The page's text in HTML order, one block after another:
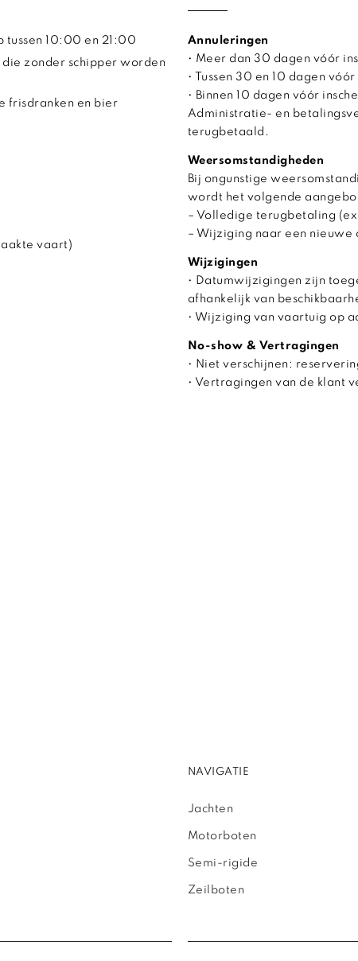
tussen 10:00 en 21:00
zonder schipper worden
frisdranken en bier
vaart)
Annuleringen
• Meer dan 30 dagen vóór
• Tussen 30 en 10 dagen
• Binnen 10 dagen vóór
Administratie- en
terugbetaald.
Weersomstandigheden
Bij ongunstige
wordt het volgende
– Volledige terugbetaling
– Wijziging naar een
Wijzigingen
• Datumwijzigingen zijn
afhankelijk van
• Wijziging van vaartuig op
No-show & Vertragingen
• Niet verschijnen:
• Vertragingen van de klant
NAVIGATIE
Jachten
Motorboten
Semi-rigide
Zeilboten